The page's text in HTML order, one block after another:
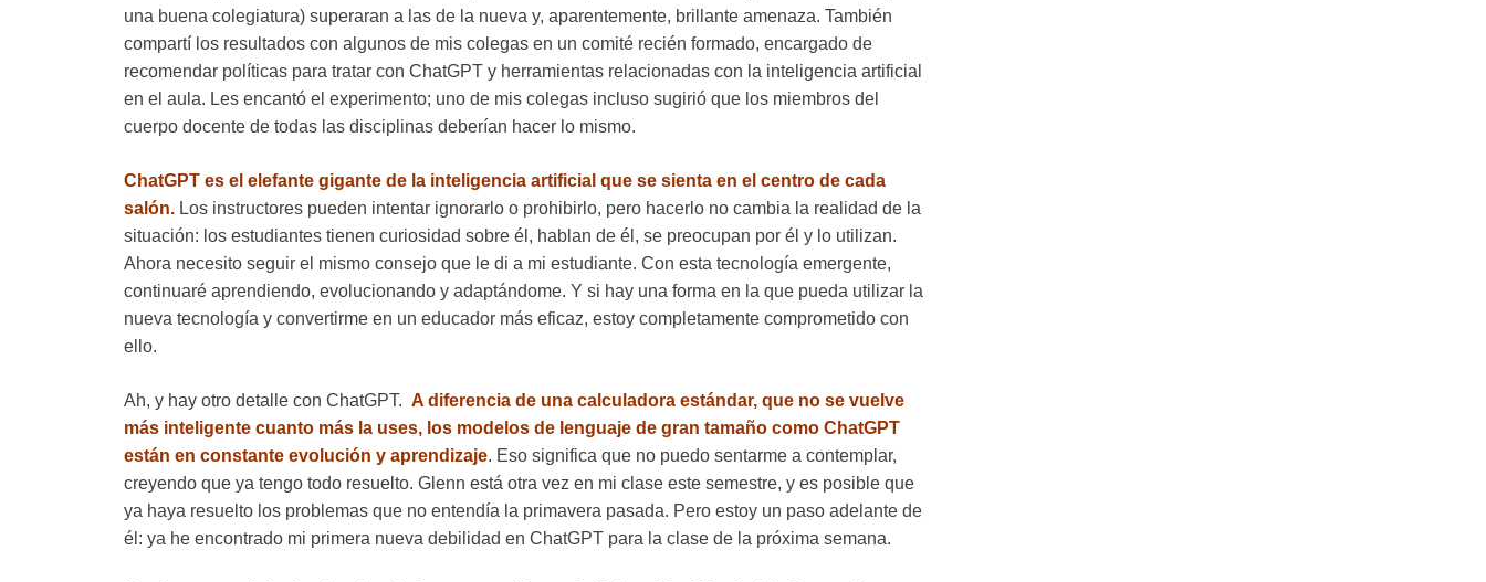
una buena colegiatura) superaran a las de la nueva y, aparentemente, brillante amenaza. También
compartí los resultados con algunos de mis colegas en un comité recién formado, encargado de
recomendar políticas para tratar con ChatGPT y herramientas relacionadas con la inteligencia artificial
en el aula. Les encantó el experimento; uno de mis colegas incluso sugirió que los miembros del
cuerpo docente de todas las disciplinas deberían hacer lo mismo.
ChatGPT es el elefante gigante de la inteligencia artificial que se sienta en el centro de cada
salón. Los instructores pueden intentar ignorarlo o prohibirlo, pero hacerlo no cambia la realidad de la
situación: los estudiantes tienen curiosidad sobre él, hablan de él, se preocupan por él y lo utilizan.
Ahora necesito seguir el mismo consejo que le di a mi estudiante. Con esta tecnología emergente,
continuaré aprendiendo, evolucionando y adaptándome. Y si hay una forma en la que pueda utilizar la
nueva tecnología y convertirme en un educador más eficaz, estoy completamente comprometido con
ello.
Ah, y hay otro detalle con ChatGPT. A diferencia de una calculadora estándar, que no se vuelve
más inteligente cuanto más la uses, los modelos de lenguaje de gran tamaño como ChatGPT
están en constante evolución y aprendizaje. Eso significa que no puedo sentarme a contemplar,
creyendo que ya tengo todo resuelto. Glenn está otra vez en mi clase este semestre, y es posible que
ya haya resuelto los problemas que no entendía la primavera pasada. Pero estoy un paso adelante de
él: ya he encontrado mi primera nueva debilidad en ChatGPT para la clase de la próxima semana.